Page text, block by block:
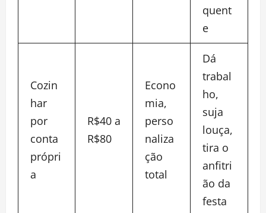
quent
e
Cozin
har
por
conta
própri
a
R$40 a
R$80
Econo
mia,
perso
naliza
ção
total
Dá
trabal
ho,
suja
louça,
tira o
anfitri
ão da
festa